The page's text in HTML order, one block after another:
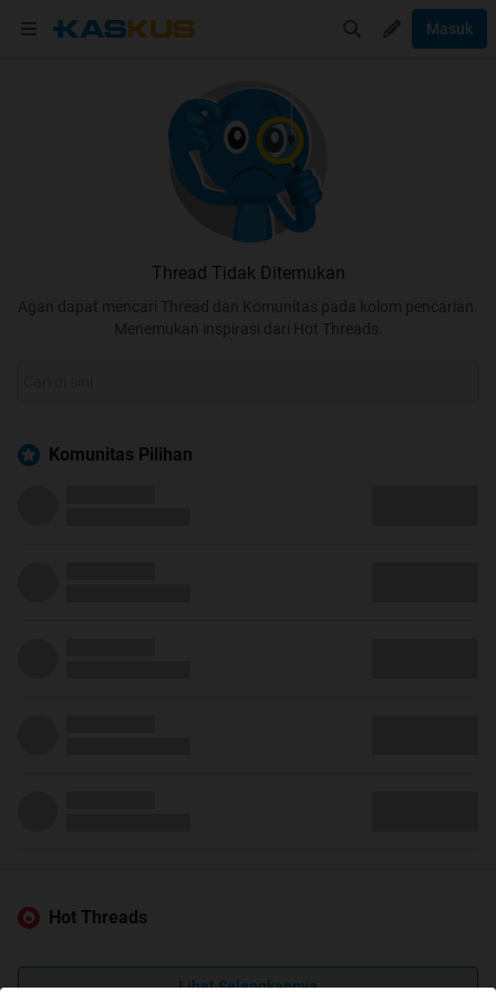
Masuk
Thread Tidak Ditemukan
Agan dapat mencari Thread dan Komunitas pada kolom pencarian.
Menemukan inspirasi dari Hot Threads.
Komunitas Pilihan
Hot Threads
Lihat Selengkapnya